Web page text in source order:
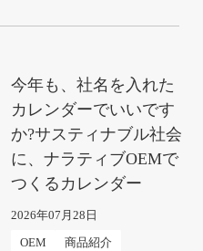
今年も、社名を入れた
カレンダーでいいです
か?サスティナブル社会
に、ナラティブOEMで
つくるカレンダー
2026年07月28日
OEM 商品紹介